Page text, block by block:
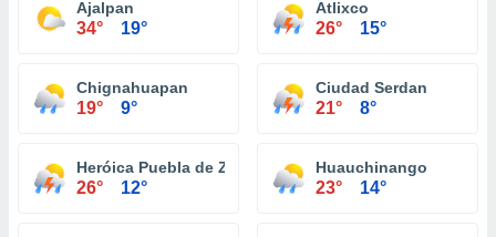
Ajalpan
34° 19°
Atlixco
26° 15°
Chignahuapan
19° 9°
Ciudad Serdan
21° 8°
Heróica Puebla de Zaragoza
26° 12°
Huauchinango
23° 14°